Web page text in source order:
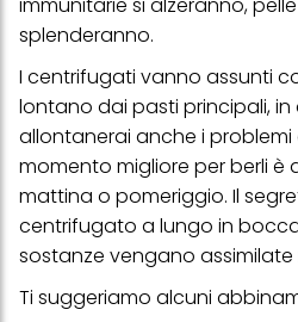
splenderanno.
I centrifugati vanno assunti
lontano dai pasti principali,
allontanerai anche i problemi
momento migliore per berli è
mattina o pomeriggio. Il
centrifugato a lungo in
sostanze vengano
Ti suggeriamo alcuni
delle campagne pubblicitarie.
Puoi trovare maggiori informazioni
nella nostra Informativa sulla
di pagina (Sezione "Cookie, Pixel,
simili"). Puoi revocare il tuo
effetto per il futuro disabilitando i
sezione "Impostazioni cookie"
ulteriori informazioni sui cookie
particolare sul loro periodo di
informazioni dettagliate su ciascun
clic su "modifica" di seguito".
Se fai clic su "Modifica" potrai trovare
trattamento dei tuoi dati / sull'uso dei
più degli scopi sopra menzionati.